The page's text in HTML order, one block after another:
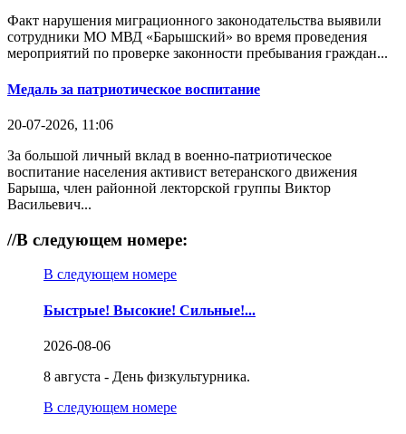
Факт нарушения миграционного законодательства выявили
сотрудники МО МВД «Барышский» во время проведения
мероприятий по проверке законности пребывания граждан...
Медаль за патриотическое воспитание
20-07-2026, 11:06
За большой личный вклад в военно-патриотическое
воспитание населения активист ветеранского движения
Барыша, член районной лекторской группы Виктор
Васильевич...
//В следующем номере:
В следующем номере
Быстрые! Высокие! Сильные!...
2026-08-06
8 августа - День физкультурника.
В следующем номере